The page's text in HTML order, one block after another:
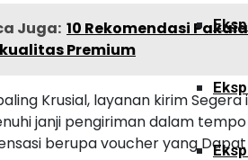
Juga: 10 Rekomendasi
Premium
Krusial, layanan kirim
janji pengiriman dalam
berupa voucher yang